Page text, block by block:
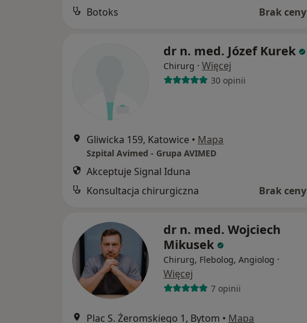
Botoks
Brak ceny
dr n. med. Józef Kurek
Chirurg · Więcej
30 opinii
Gliwicka 159, Katowice • Mapa
Szpital Avimed - Grupa AVIMED
Akceptuje Signal Iduna
Konsultacja chirurgiczna
Brak ceny
dr n. med. Wojciech
Mikusek
Chirurg, Flebolog, Angiolog ·
Więcej
7 opinii
Plac S. Żeromskiego 1, Bytom • Mapa